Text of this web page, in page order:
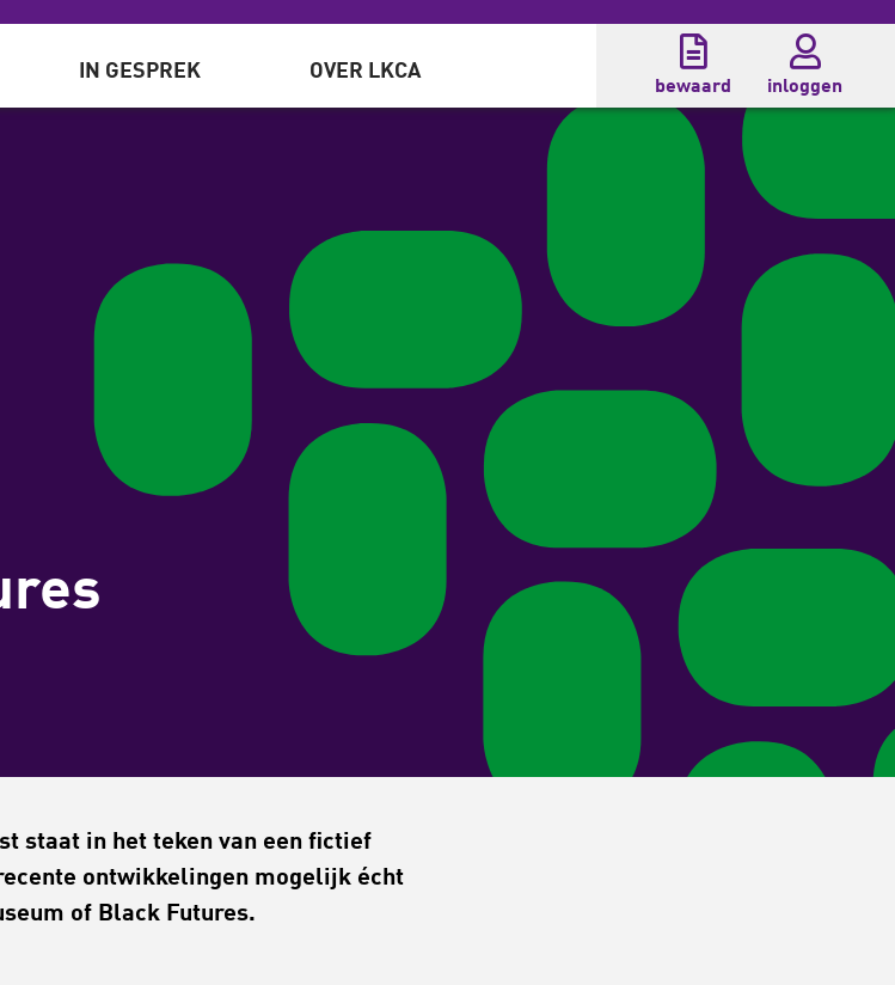
IN GESPREK OVER LKCA
bewaard inloggen
staat in het teken van een fictief
ontwikkelingen mogelijk écht
of Black Futures.